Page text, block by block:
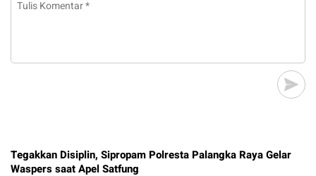
Tegakkan Disiplin, Sipropam Polresta Palangka Raya Gelar
Waspers saat Apel Satfung